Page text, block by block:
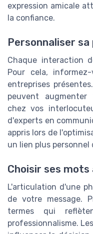
expression amicale
la confiance.
Personnaliser
Chaque interaction
Pour cela,
entreprises
peuvent augmenter
chez vos
d'experts en
appris lors de
un lien plus personnel
Choisir ses mots
L'articulation d'une
de votre message.
termes qui
professionnalisme.